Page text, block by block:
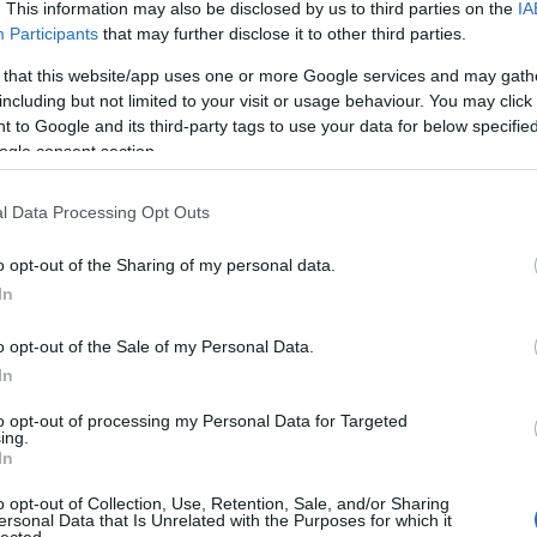
This information may also be disclosed by us to third parties on the
Participants that may further disclose it to other third parties.
that this website/app uses one or more Google services and may
but not limited to your visit or usage behaviour. You may
to Google and its third-party tags to use your data for below
consent section.
Data Processing Opt Outs
opt-out of the Sharing of my personal data.
opt-out of the Sale of my Personal Data.
opt-out of processing my Personal Data for Targeted
opt-out of Collection, Use, Retention, Sale, and/or Sharing
Data that Is Unrelated with the Purposes for which it
árak
csomagban 3 figura kapott helyet, és az egyik figura
feje „kétarcú”.
A figurák összeszerelését követően, a szekér
megépítésén volt a sor, mely hamar megvan, lévén
nem sok elemből tevődik össze.
A szöktetést egy jól felszerelt lovag valósítja meg, és
ebben a készletben, már az oroszlán frakció is
csak irigykedhettek a sárkány lovagokra.
nem
Ahogy
fekete
háta,
pont
az
oldalon
levett a
A
olyan
egy
mind
és egy